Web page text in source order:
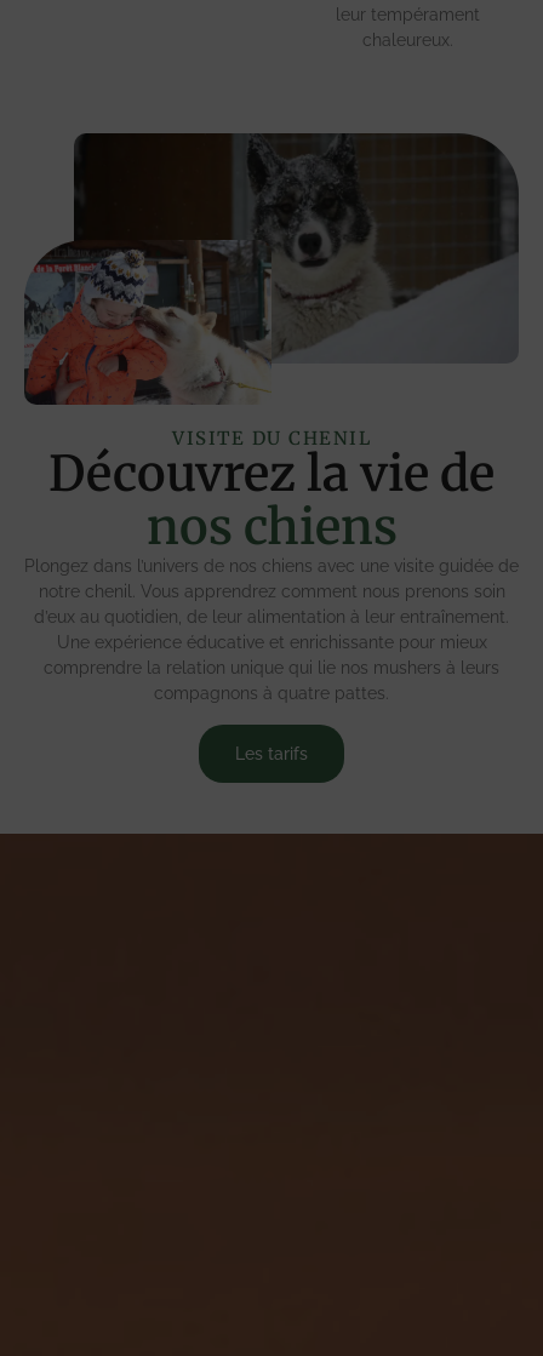
leur tempérament
chaleureux.
VISITE DU CHENIL
Découvrez la vie de
nos chiens
Plongez dans l’univers de nos chiens avec une visite guidée de
notre chenil. Vous apprendrez comment nous prenons soin
d’eux au quotidien, de leur alimentation à leur entraînement.
Une expérience éducative et enrichissante pour mieux
comprendre la relation unique qui lie nos mushers à leurs
compagnons à quatre pattes.
Les tarifs